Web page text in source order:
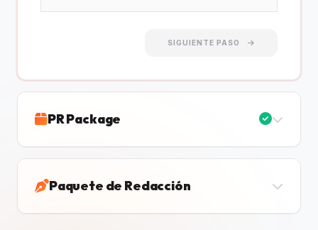
SIGUIENTE PASO
PR Package
Paquete de Redacción